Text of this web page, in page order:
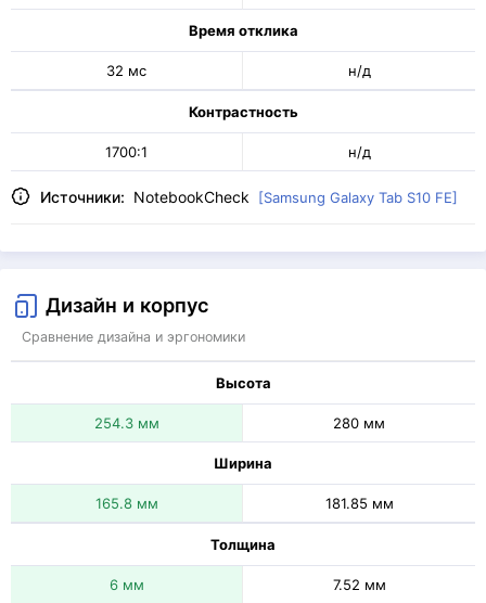
Время отклика
32 мс н/д
Контрастность
1700:1 н/д
Источники: NotebookCheck [Samsung Galaxy Tab S10 FE]
Дизайн и корпус
Сравнение дизайна и эргономики
Высота
254.3 мм 280 мм
Ширина
165.8 мм 181.85 мм
Толщина
6 мм 7.52 мм